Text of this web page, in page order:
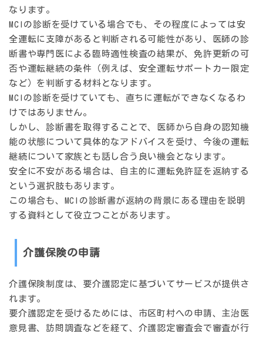
なります。
MCIの診断を受けている場合でも、その程度によっては安
全運転に支障があると判断される可能性があり、医師の診
断書や専門医による臨時適性検査の結果が、免許更新の可
否や運転継続の条件（例えば、安全運転サポートカー限定
など）を判断する材料となります。
MCIの診断を受けていても、直ちに運転ができなくなるわ
けではありません。
しかし、診断書を取得することで、医師から自身の認知機
能の状態について具体的なアドバイスを受け、今後の運転
継続について家族とも話し合う良い機会となります。
安全に不安がある場合は、自主的に運転免許証を返納する
という選択肢もあります。
この場合も、MCIの診断書が返納の背景にある理由を説明
する資料として役立つことがあります。
介護保険の申請
介護保険制度は、要介護認定に基づいてサービスが提供さ
れます。
要介護認定を受けるためには、市区町村への申請、主治医
意見書、訪問調査などを経て、介護認定審査会で審査が行